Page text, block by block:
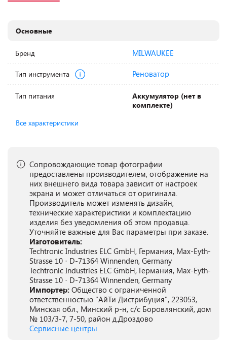
Основные
Бренд MILWAUKEE
Тип инструмента Реноватор
Тип питания
Аккумулятор (нет в
комплекте)
Все характеристики
Сопровождающие товар фотографии
предоставлены производителем, отображение на
них внешнего вида товара зависит от настроек
экрана и может отличаться от оригинала.
Производитель может изменять дизайн,
технические характеристики и комплектацию
изделия без уведомления об этом продавца.
Уточняйте важные для Вас параметры при заказе.
Изготовитель:
Techtronic Industries ELC GmbH, Германия, Max-Eyth-
Strasse 10 · D-71364 Winnenden, Germany
Techtronic Industries ELC GmbH, Германия, Max-Eyth-
Strasse 10 · D-71364 Winnenden, Germany
Импортер: Общество с ограниченной
ответственностью "АйТи Дистрибуция", 223053,
Минская обл., Минский р-н, с/с Боровлянский, дом
№ 103/3-7, 7-50, район д.Дроздово
Сервисные центры